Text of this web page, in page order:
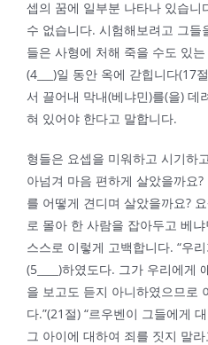
셉의 꿈에 일부분 나타나 있습
수 없습니다. 시험해보려고 그들
들은 사형에 처해 죽을 수도 있
(4___)일 동안 옥에 갇힙니다(17
서 끌어내 막내(베냐민)를(을) 데
혀 있어야 한다고 말합니다.
형들은 요셉을 미워하고 시기하
아넘겨 마음 편하게 살았을까요
를 어떻게 견디며 살았을까요?
로 몰아 한 사람을 잡아두고 베
스스로 이렇게 고백합니다. “우
(5____)하였도다. 그가 우리에게
을 보고도 듣지 아니하였으므로
다.”(21절) “르우벤이 그들에게
그 아이에 대하여 죄를 짓지 말